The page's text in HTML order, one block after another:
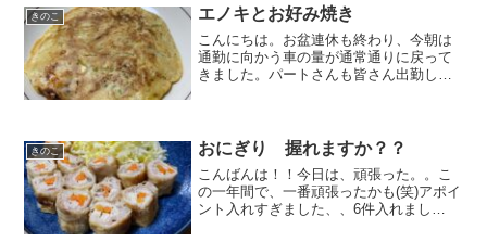
んなキノコ苦手なんです。...
きのこ エノキとお好み焼き
こんにちは。お盆連休も終わり、今朝は
通勤に向かう車の量が通常通りに戻って
きました。パートさんも皆さん出勤して
ただけるように頑...
きのこ おにぎり 握れますか？？
こんばんは！！今日は、頑張った。。こ
の一年間で、一番頑張ったかも(笑)アポイ
ント入れすぎました、、6件入れまし